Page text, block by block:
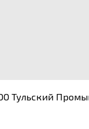
Тульский